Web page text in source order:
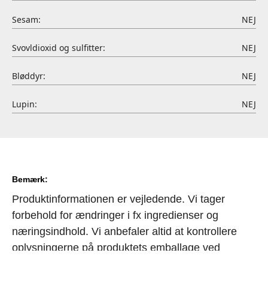
Sesam: NEJ
Svovldioxid og sulfitter: NEJ
Bløddyr: NEJ
Lupin: NEJ
Bemærk:
Produktinformationen er vejledende. Vi tager
forbehold for ændringer i fx ingredienser og
næringsindhold. Vi anbefaler altid at kontrollere
oplysningerne på produktets emballage ved